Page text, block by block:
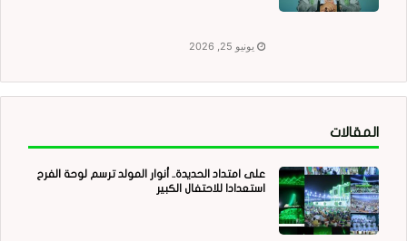
يونيو 25, 2026
المقالات
على امتداد الحديدة.. أنوار المولد ترسم لوحة الفرح
استعدادا للاحتفال الكبير